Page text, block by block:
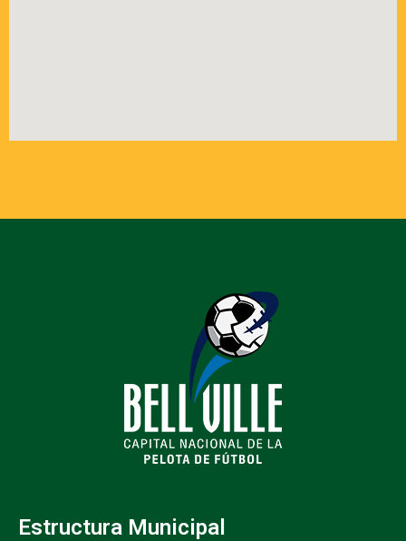
Estructura Municipal